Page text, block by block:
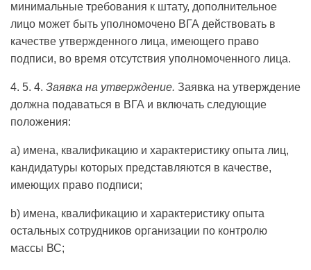
минимальные требования к штату, дополнительное
лицо может быть уполномочено ВГА действовать в
качестве утвержденного лица, имеющего право
подписи, во время отсутствия уполномоченного лица.
4. 5. 4. Заявка на утверждение. Заявка на утверждение
должна подаваться в ВГА и включать следующие
положения:
a) имена, квалификацию и характеристику опыта лиц,
кандидатуры которых представляются в качестве,
имеющих право подписи;
b) имена, квалификацию и характеристику опыта
остальных сотрудников организации по контролю
массы ВС;